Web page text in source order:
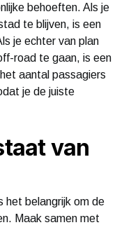
behoeften. Als je
te blijven, is een
je echter van plan
road te gaan, is een
aantal passagiers
je de juiste
van
het belangrijk om de
Maak samen met